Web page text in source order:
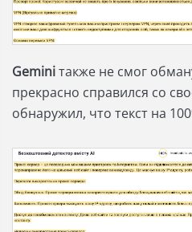
Geminiтакже не смог
прекрасно справился со
обнаружил, что текст на